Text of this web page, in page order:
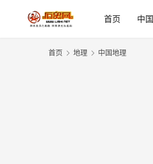
首页 中国
首页 地理 中国地理